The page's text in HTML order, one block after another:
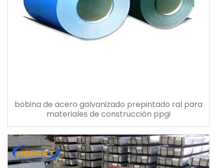
bobina de acero galvanizado prepintado ral para
materiales de construcción ppgi